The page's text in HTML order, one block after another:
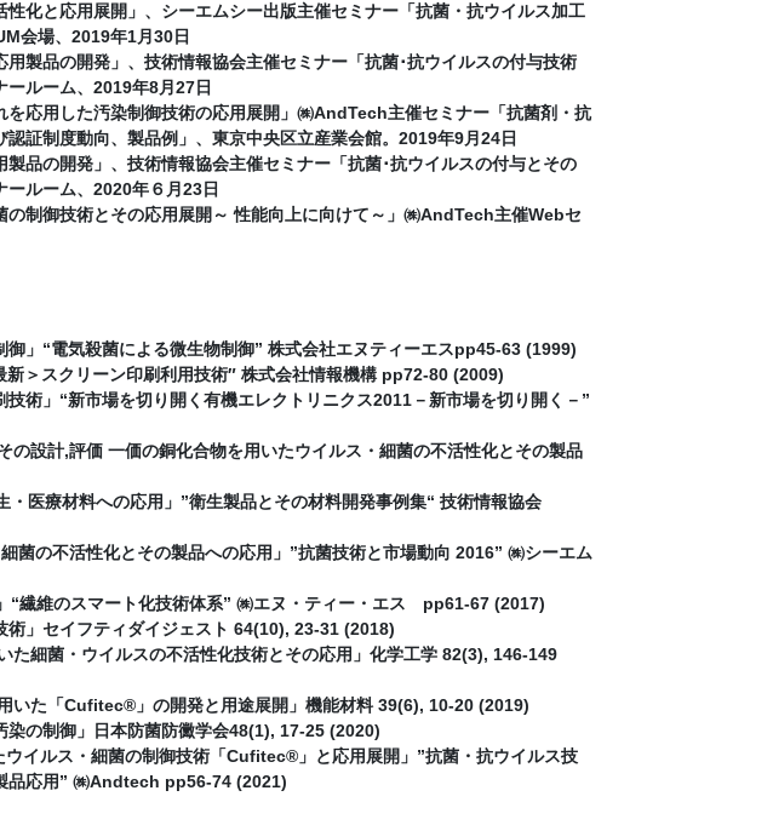
化と応用展開」、シーエムシー出版主催セミナー「抗菌・抗ウイルス加工
会場、2019年1月30日
製品の開発」、技術情報協会主催セミナー「抗菌･抗ウイルスの付与技術
ールーム、2019年8月27日
応用した汚染制御技術の応用展開」㈱AndTech主催セミナー「抗菌剤・抗
証制度動向、製品例」、東京中央区立産業会館。2019年9月24日
品の開発」、技術情報協会主催セミナー「抗菌･抗ウイルスの付与とその
ールーム、2020年６月23日
制御技術とその応用展開～ 性能向上に向けて～」㈱AndTech主催Webセ
」“電気殺菌による微生物制御” 株式会社エヌティーエスpp45-63 (1999)
＞スクリーン印刷利用技術″ 株式会社情報機構 pp72-80 (2009)
術」“新市場を切り開く有機エレクトリニクス2011－新市場を切り開く－”
設計,評価 一価の銅化合物を用いたウイルス・細菌の不活性化とその製品
医療材料への応用」”衛生製品とその材料開発事例集“ 技術情報協会
の不活性化とその製品への応用」”抗菌技術と市場動向 2016” ㈱シーエム
繊維のスマート化技術体系” ㈱エヌ・ティー・エス pp61-67 (2017)
」セイフティダイジェスト 64(10), 23-31 (2018)
た細菌・ウイルスの不活性化技術とその応用」化学工学 82(3), 146-149
いた「Cufitec®」の開発と用途展開」機能材料 39(6), 10-20 (2019)
の制御」日本防菌防黴学会48(1), 17-25 (2020)
イルス・細菌の制御技術「Cufitec®」と応用展開」”抗菌・抗ウイルス技
品応用” ㈱Andtech pp56-74 (2021)